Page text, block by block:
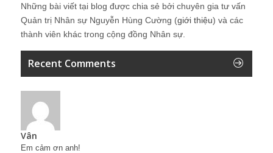
Những bài viết tại blog được chia sẻ bởi chuyên gia tư vấn
Quản trị Nhân sự Nguyễn Hùng Cường (giới thiệu) và các
thành viên khác trong cộng đồng Nhân sự.
Recent Comments
Vân
Em cảm ơn anh!